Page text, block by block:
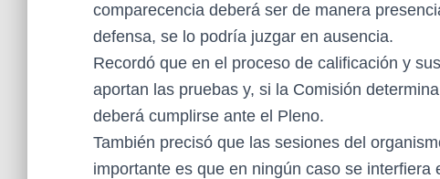
comparecencia deberá ser de manera
defensa, se lo podría juzgar en ausencia.
Recordó que en el proceso de calificación y
aportan las pruebas y, si la Comisión
deberá cumplirse ante el Pleno.
También precisó que las sesiones del
importante es que en ningún caso se interfiera